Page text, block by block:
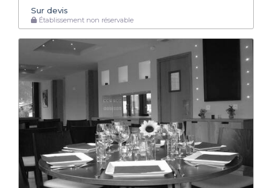
Sur devis
Établissement non réservable